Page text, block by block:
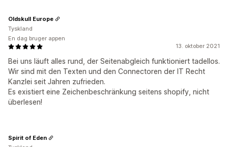
13. oktober 2021
Bei uns läuft alles rund, der Seitenabgleich funktioniert tadellos.
Wir sind mit den Texten und den Connectoren der IT Recht
Kanzlei seit Jahren zufrieden.
Es existiert eine Zeichenbeschränkung seitens shopify, nicht
überlesen!
Oldskull Europe
Tyskland
En dag bruger appen
Spirit of Eden